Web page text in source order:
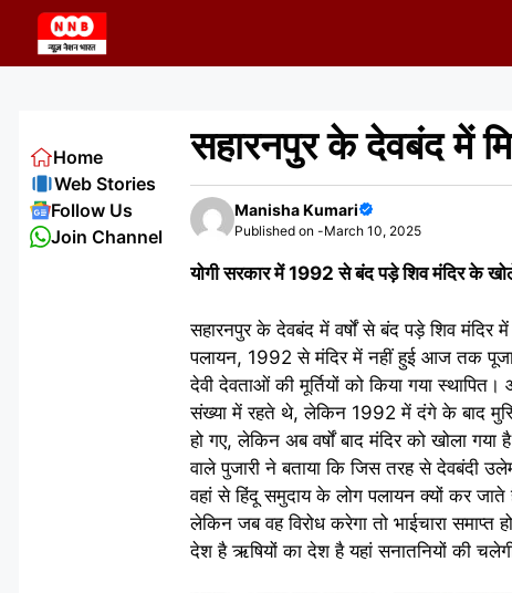
content
सहारनपुर के देवबंद में
Manisha Kumari
Published on -March 10, 2025
योगी सरकार में 1992 से बंद पड़े शिव मंदिर के
सहारनपुर के देवबंद में वर्षों से बंद पड़े शिव
पलायन, 1992 से मंदिर में नहीं हुई आज तक पूजा
देवी देवताओं की मूर्तियों को किया गया
संख्या में रहते थे, लेकिन 1992 में दंगे के बाद
हो गए, लेकिन अब वर्षों बाद मंदिर को खोला
वाले पुजारी ने बताया कि जिस तरह से देवबंदी
वहां से हिंदू समुदाय के लोग पलायन क्यों कर जाते
लेकिन जब वह विरोध करेगा तो भाईचारा समाप्त
देश है ऋषियों का देश है यहां सनातनियों की
Home
Web Stories
Follow Us
Join Channel